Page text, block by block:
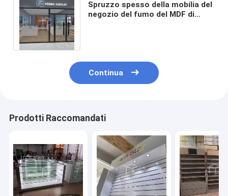
Spruzzo spesso della mobilia del
negozio del fumo del MDF di
Continua
Prodotti Raccomandati